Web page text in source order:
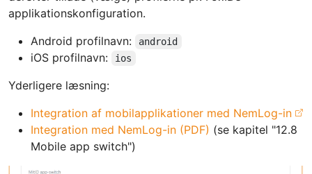
applikationskonfiguration.
Android profilnavn:
android
iOS profilnavn: ios
Yderligere læsning:
Integration af mobilapplikationer med NemLog-in
Integration med NemLog-in (PDF) (se kapitel "12.8
Mobile app switch")